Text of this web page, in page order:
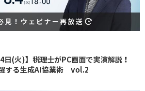
日(火)】税理士がPC画面で実演解説！
する生成AI協業術 vol.2